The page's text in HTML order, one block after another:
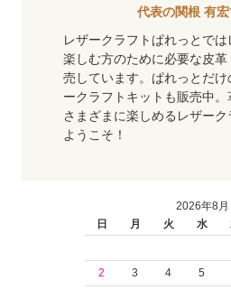
代表の関根 有宏
レザークラフトぱれっとで
楽しむ方のために必要な皮革
売しています。ぱれっとだ
ークラフトキットも販売中
さまざまに楽しめるレザーク
ようこそ！
2026年8月
日
月 火 水
2
3 4 5